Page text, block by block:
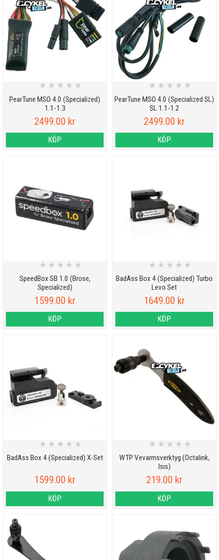
PearTune MSO 4.0 (Specialized)
1.1-1.3
★ ★ ★ ★ ★
2499.00 kr
KÖP
PearTune MSO 4.0 (Specialized SL)
SL 1.1-1.2
★ ★ ★ ★ ★
2499.00 kr
KÖP
SpeedBox SB 1.0 (Brose,
Specialized)
★ ★ ★ ★ ★
1599.00 kr
KÖP
BadAss Box 4 (Specialized) Turbo
Levo Set
★ ★ ★ ★ ★
1649.00 kr
KÖP
BadAss Box 4 (Specialized) X-Set
★ ★ ★ ★ ★
1599.00 kr
KÖP
WTP Vevarmsverktyg (Octalink,
Isis)
★ ★ ★ ★ ★
219.00 kr
KÖP